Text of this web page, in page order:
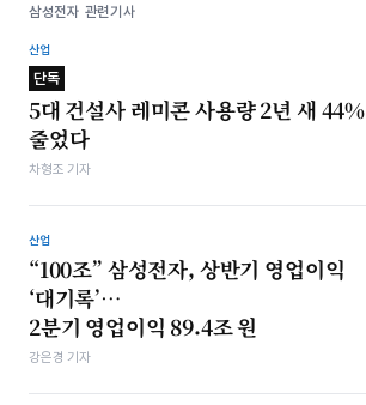
삼성전자 관련기사
산업
단독
5대 건설사 레미콘 사용량 2년 새 44%
줄었다
차형조 기자
산업
“100조” 삼성전자, 상반기 영업이익
‘대기록’…
2분기 영업이익 89.4조 원
강은경 기자